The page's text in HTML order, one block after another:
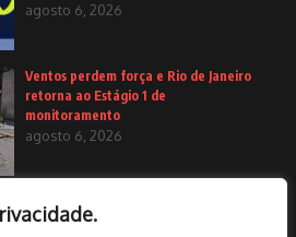
agosto 6, 2026
Ventos perdem força e Rio de Janeiro
retorna ao Estágio 1 de
monitoramento
agosto 6, 2026
Nova lei assegura piso mínimo do
frete e amplia fiscalização no